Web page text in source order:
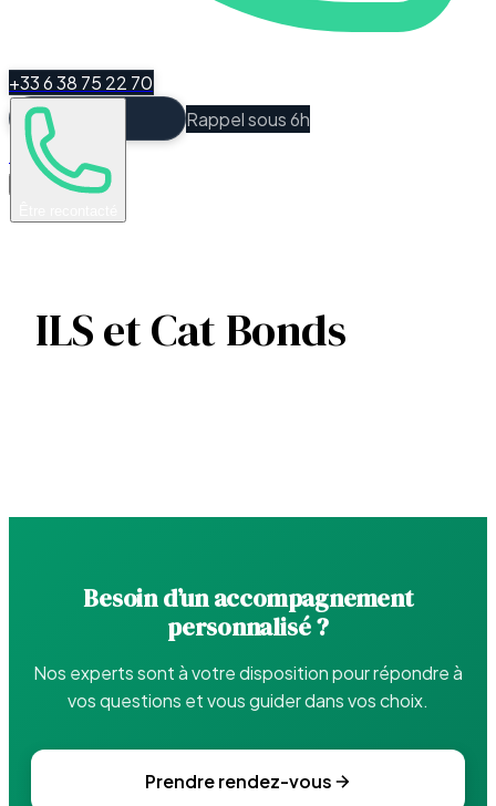
+33 6 38 75 22 70
Rappel sous 6h
Espace Client
ILS et Cat Bonds
Besoin d’un accompagnement
personnalisé ?
Nos experts sont à votre disposition pour répondre à
vos questions et vous guider dans vos choix.
Prendre rendez-vous